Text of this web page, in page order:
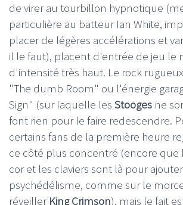
de virer au tourbillon hypnotique
particulière au batteur Ian White,
placer de légères accélérations et
il le faut), placent d'entrée de jeu le
d'intensité très haut. Le rock
"The dumb Room" ou l'énergie
Sign" (sur laquelle les Stooges ne
font rien pour le faire redescendre.
certains fans de la première heure
ce côté plus concentré (encore que
cor et les claviers sont là pour
psychédélisme, comme sur le
réveiller King Crimson), mais le fait